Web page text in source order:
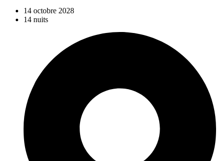
14 octobre 2028
14 nuits